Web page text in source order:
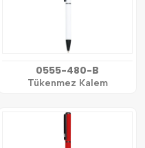
0555-480-B
Tükenmez Kalem